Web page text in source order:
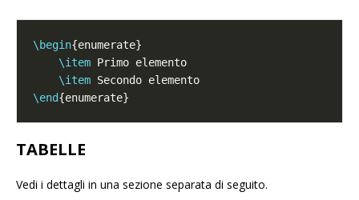
\begin
\item
\item
\end
TABELLE
Vedi i dettagli in una sezione separata di seguito.